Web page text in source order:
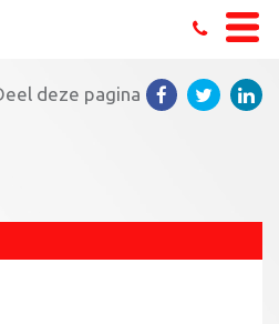
tot erelid AV Impala»
deze pagina